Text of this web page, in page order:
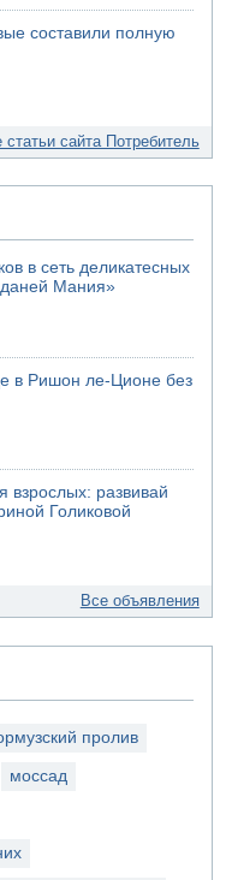
составили полную
статьи сайта Потребитель
в сеть деликатесных
Мания»
в Ришон ле-Ционе без
взрослых: развивай
Голиковой
Все объявления
пролив
моссад